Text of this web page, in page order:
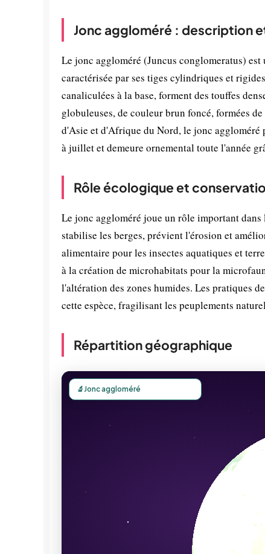
Jonc aggloméré : description
Le jonc aggloméré (Juncus conglomeratus)
caractérisée par ses tiges cylindriques et
canaliculées à la base, forment des touffes
globuleuses, de couleur brun foncé, formées
d'Asie et d'Afrique du Nord, le jonc
à juillet et demeure ornemental toute l'année
Rôle écologique et
Le jonc aggloméré joue un rôle important
stabilise les berges, prévient l'érosion et
alimentaire pour les insectes aquatiques et
à la création de microhabitats pour la
l'altération des zones humides. Les pratiques
cette espèce, fragilisant les peuplements
Répartition géographique